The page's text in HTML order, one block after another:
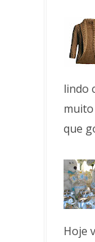
lindo
muito
que
Hoje